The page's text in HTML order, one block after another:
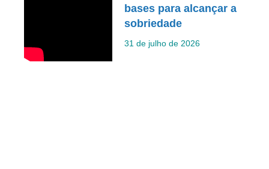
bases para alcançar a
sobriedade
31 de julho de 2026